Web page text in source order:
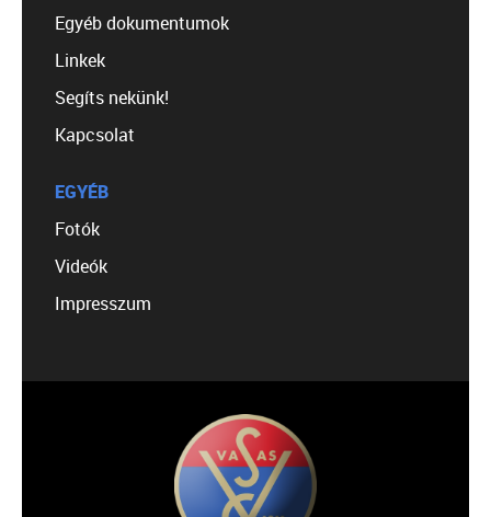
Egyéb dokumentumok
Linkek
Segíts nekünk!
Kapcsolat
EGYÉB
Fotók
Videók
Impresszum